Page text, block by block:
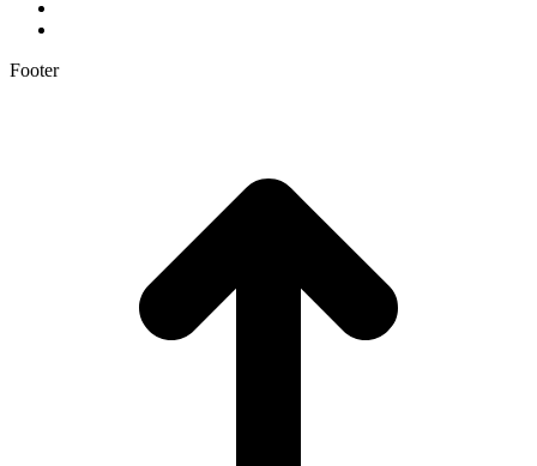
Footer